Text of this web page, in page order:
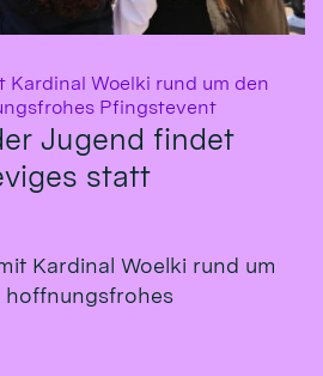
Woelki rund um den
Pfingstevent:
Jugend findet
statt
Kardinal Woelki rund um
hoffnungsfrohes